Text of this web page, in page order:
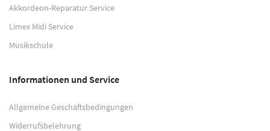
Akkordeon-Reparatur Service
Limex Midi Service
Musikschule
Informationen und Service
Allgemeine Geschäftsbedingungen
Widerrufsbelehrung